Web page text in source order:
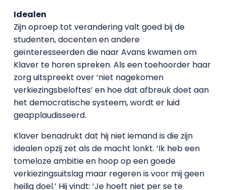
Idealen
Zijn oproep tot verandering valt goed bij de
studenten, docenten en andere
geïnteresseerden die naar Avans kwamen om
Klaver te horen spreken. Als een toehoorder haar
zorg uitspreekt over ‘niet nagekomen
verkiezingsbeloftes’ en hoe dat afbreuk doet aan
het democratische systeem, wordt er luid
geapplaudisseerd.
Klaver benadrukt dat hij niet iemand is die zijn
idealen opzij zet als de macht lonkt. ‘Ik heb een
tomeloze ambitie en hoop op een goede
verkiezingsuitslag maar regeren is voor mij geen
heilig doel.’ Hij vindt: ‘Je hoeft niet per se te